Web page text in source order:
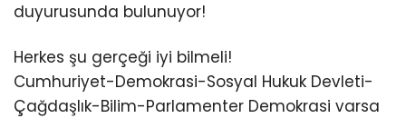
duyurusunda bulunuyor!
Herkes şu gerçeği iyi bilmeli!
Cumhuriyet-Demokrasi-Sosyal Hukuk Devleti-
Çağdaşlık-Bilim-Parlamenter Demokrasi varsa